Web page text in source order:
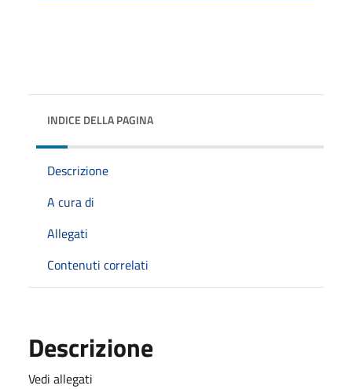
INDICE DELLA PAGINA
Descrizione
A cura di
Allegati
Contenuti correlati
Descrizione
Vedi allegati